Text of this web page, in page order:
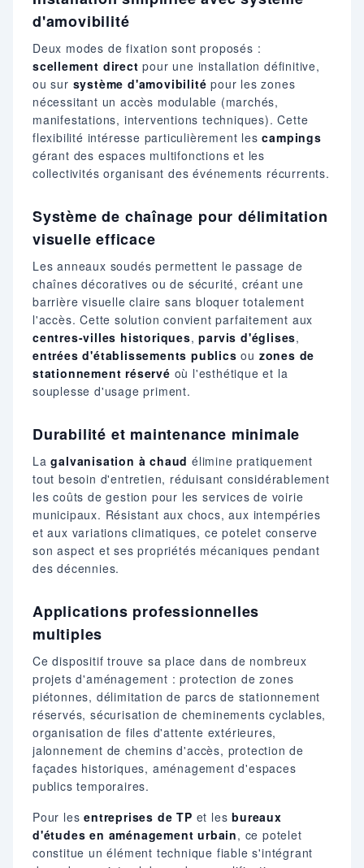
d'amovibilité
Deux modes de fixation sont proposés :
scellement direct pour une installation définitive,
ou sur système d'amovibilité pour les zones
nécessitant un accès modulable (marchés,
manifestations, interventions techniques). Cette
flexibilité intéresse particulièrement lescampings
gérant des espaces multifonctions et les
collectivités organisant des événements récurrents.
Système de chaînage pour délimitation
visuelle efficace
Les anneaux soudés permettent le passage de
chaînes décoratives ou de sécurité, créant une
barrière visuelle claire sans bloquer totalement
l'accès. Cette solution convient parfaitement aux
centres-villes historiques,parvis d'églises,
entrées d'établissements publics ou zones de
stationnement réservé où l'esthétique et la
souplesse d'usage priment.
Durabilité et maintenance minimale
Lagalvanisation à chaud élimine pratiquement
tout besoin d'entretien, réduisant considérablement
les coûts de gestion pour les services de voirie
municipaux. Résistant aux chocs, aux intempéries
et aux variations climatiques, ce potelet conserve
son aspect et ses propriétés mécaniques pendant
des décennies.
Applications professionnelles
multiples
Ce dispositif trouve sa place dans de nombreux
projets d'aménagement : protection de zones
piétonnes, délimitation de parcs de stationnement
réservés, sécurisation de cheminements cyclables,
organisation de files d'attente extérieures,
jalonnement de chemins d'accès, protection de
façades historiques, aménagement d'espaces
publics temporaires.
Pour lesentreprises de TP et lesbureaux
d'études en aménagement urbain, ce potelet
constitue un élément technique fiable s'intégrant